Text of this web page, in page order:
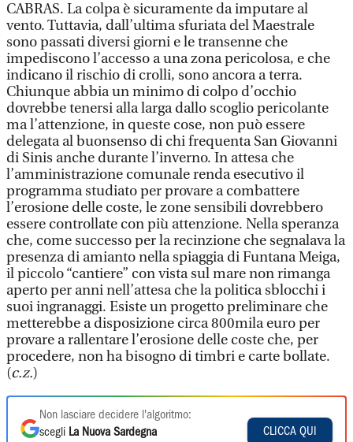
CABRAS. La colpa è sicuramente da imputare al
vento. Tuttavia, dall’ultima sfuriata del Maestrale
sono passati diversi giorni e le transenne che
impediscono l’accesso a una zona pericolosa, e che
indicano il rischio di crolli, sono ancora a terra.
Chiunque abbia un minimo di colpo d’occhio
dovrebbe tenersi alla larga dallo scoglio pericolante
ma l’attenzione, in queste cose, non può essere
delegata al buonsenso di chi frequenta San Giovanni
di Sinis anche durante l’inverno. In attesa che
l’amministrazione comunale renda esecutivo il
programma studiato per provare a combattere
l’erosione delle coste, le zone sensibili dovrebbero
essere controllate con più attenzione. Nella speranza
che, come successo per la recinzione che segnalava la
presenza di amianto nella spiaggia di Funtana Meiga,
il piccolo “cantiere” con vista sul mare non rimanga
aperto per anni nell’attesa che la politica sblocchi i
suoi ingranaggi. Esiste un progetto preliminare che
metterebbe a disposizione circa 800mila euro per
provare a rallentare l’erosione delle coste che, per
procedere, non ha bisogno di timbri e carte bollate.
(c.z.)
Non lasciare decidere l'algoritmo:
scegli La Nuova Sardegna
CLICCA QUI